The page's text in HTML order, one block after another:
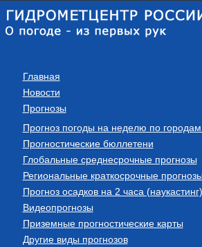
Главная
Новости
Прогнозы
Прогноз погоды на неделю по
Прогностические бюллетени
Глобальные среднесрочные прогнозы
Региональные краткосрочные прогнозы
Прогноз осадков на 2 часа (наукастинг)
Видеопрогнозы
Приземные прогностические карты
Другие виды прогнозов